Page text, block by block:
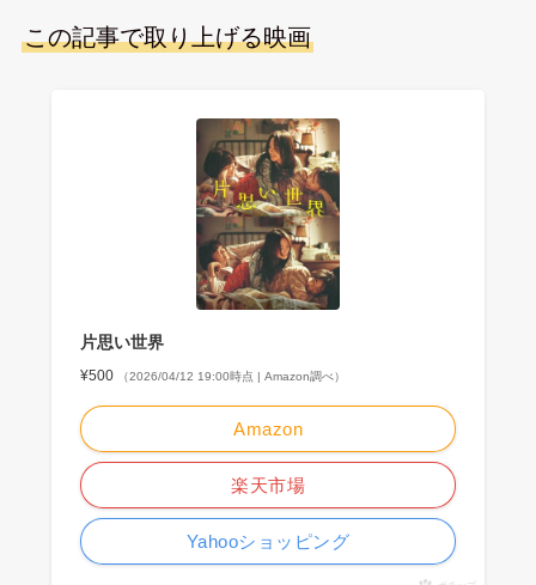
この記事で取り上げる映画
片思い世界
¥500 （2026/04/12 19:00時点 | Amazon調べ）
Amazon
楽天市場
Yahooショッピング